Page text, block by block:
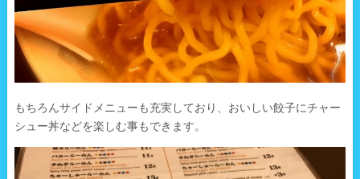
もちろんサイドメニューも充実しており、おいしい餃子にチャー
シュー丼などを楽しむ事もできます。